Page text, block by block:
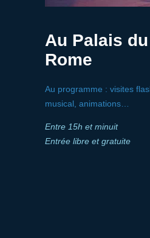
Au Palais
Rome
Au programme : visites
musical, animations…
Entre 15h et minuit
Entrée libre et gratuite